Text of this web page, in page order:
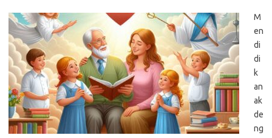
M
en
di
di
k
an
ak
de
ng